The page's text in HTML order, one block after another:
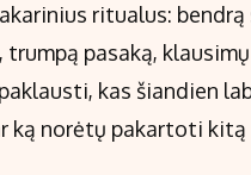
ritualus:
trumpą pasaką,
kas šiandien
ką norėtų pakartoti kitą